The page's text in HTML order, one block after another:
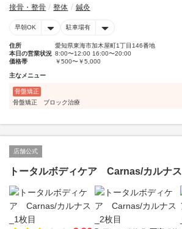
接骨・整骨 整体 鍼灸
早朝OK 駐車場有
住所
愛知県東海市加木屋町1丁目146番地
本日の営業状況 8:00〜12:00 16:00〜20:00
価格帯
￥500〜￥5,000
主なメニュー
骨盤矯正
骨盤矯正 ブロック治療
店舗公式
トータルボディケア Carnas/カルナス